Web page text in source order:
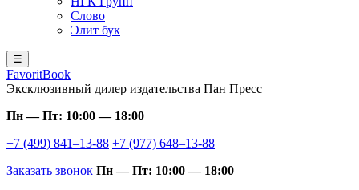
Слово
Элит бук
☰
FavoritBook
Эксклюзивный дилер издательства Пан Пресс
Пн — Пт: 10:00 — 18:00
+7 (499) 841–13-88 +7 (977) 648–13-88
Заказать звонок Пн — Пт: 10:00 — 18:00